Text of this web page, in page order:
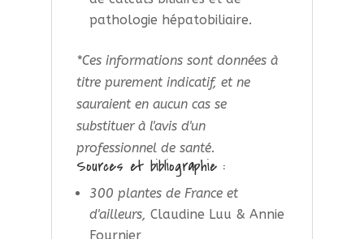
pathologie hépatobiliaire.
*Ces informations sont données à
titre purement indicatif, et ne
sauraient en aucun cas se
substituer à l'avis d'un
professionnel de santé.
Sources et bibliographie :
300 plantes de France et
d'ailleurs, Claudine Luu & Annie
Fournier